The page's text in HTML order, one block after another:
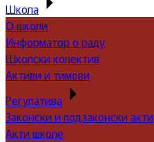
Школа
О школи
Информатор о раду
Школски колектив
Активи и тимови
Регулатива
Законски и подзаконски акти
Акти школе